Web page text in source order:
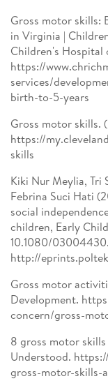
Gross motor skills:
in Virginia |
Children's Hospital
https://
services/
birth-to-5-years
Gross motor skills.
https://
skills
Kiki Nur Meylia, Tri
Febrina Suci Hati
social
children, Early
10.1080/
http://
Gross motor
Development.
concern/gross-
8 gross motor
Understood.
gross-motor-skills-